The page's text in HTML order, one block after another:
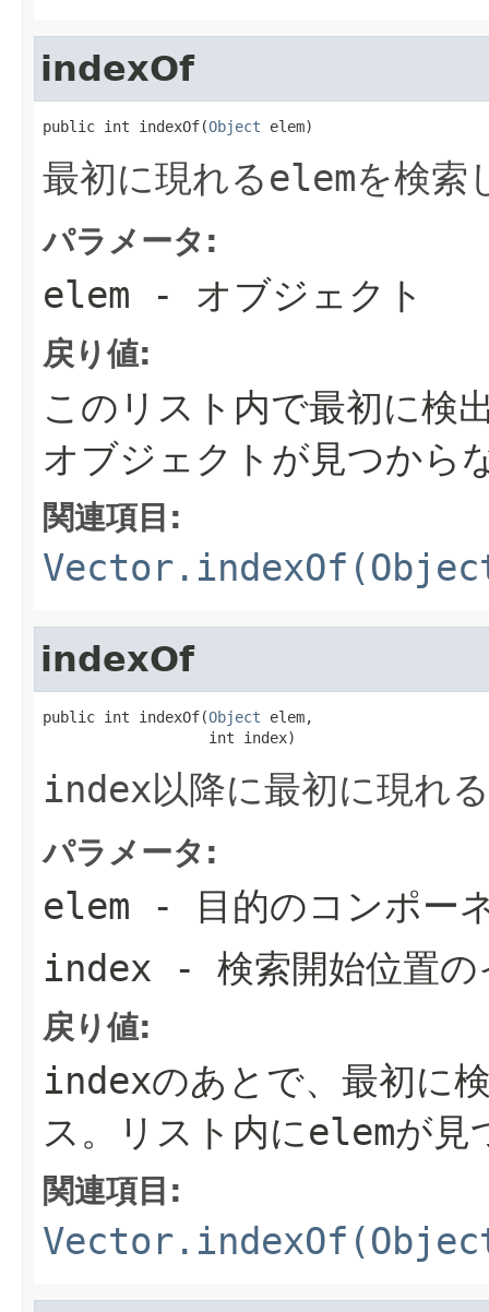
indexOf
public int indexOf(Object elem)
最初に現れるelemを検索
パラメータ:
elem - オブジェクト
戻り値:
このリスト内で最初に検
オブジェクトが見つから
関連項目:
indexOf
public int indexOf(Object elem,
                   int index)
index以降に最初に現れる
パラメータ:
elem - 目的のコンポー
index - 検索開始位置の
戻り値:
indexのあとで、最初に
ス。リスト内にelemが見
関連項目: